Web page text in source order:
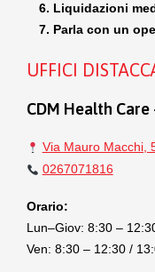
Liquidazioni
Parla con un
UFFICI
CDM Health Care
Via Mauro Macchi,
0267071816
Orario:
Lun–Giov: 8:30 –
Ven: 8:30 – 12:30 /